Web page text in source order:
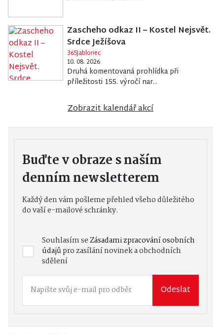
Zascheho odkaz II – Kostel Nejsvět.
Srdce Ježíšova
365Jablonec
10. 08. 2026
Druhá komentovaná prohlídka při
příležitosti 155. výročí nar...
Zobrazit kalendář akcí
Buďte v obraze s naším
denním newsletterem
Každý den vám pošleme přehled všeho důležitého
do vaší e-mailové schránky.
Souhlasím seZásadami zpracování osobních
údajůpro zasílání novinek a obchodních
sdělení
Odeslat